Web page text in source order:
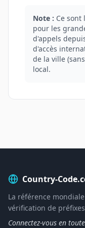
Note : Ce
pour les
d'appels
d'accès
de la ville
local.
Country-
La référence
vérification de
Connectez-vous en